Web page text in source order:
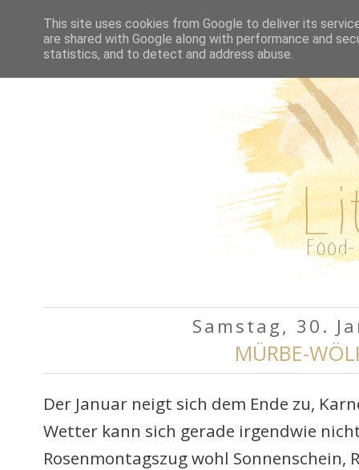
Samstag, 30.
MÜRBE-
Der Januar neigt sich dem Ende zu,
Wetter kann sich gerade irgendwie
Rosenmontagszug wohl Sonnenschein,
This site uses cookies from Google to deliver its
are shared with Google along with performance and
statistics, and to detect and address abuse.